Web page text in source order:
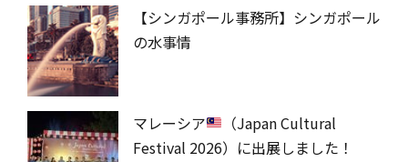
【シンガポール事務所】シンガポール
の水事情
マレーシア
（Japan Cultural
Festival 2026）に出展しました！